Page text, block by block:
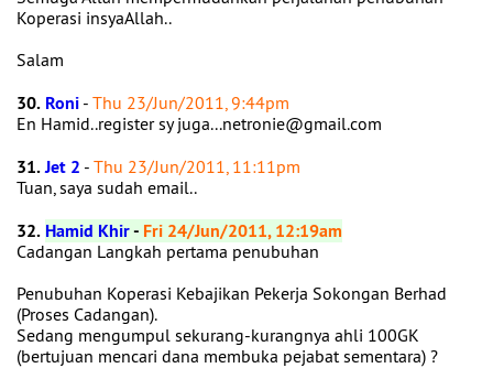
Koperasi insyaAllah..
Salam
30. Roni - Thu 23/Jun/2011, 9:44pm
En Hamid..register sy juga...netronie@gmail.com
31.Jet 2 - Thu 23/Jun/2011, 11:11pm
Tuan, saya sudah email..
32. Hamid Khir- Fri 24/Jun/2011, 12:19am
Cadangan Langkah pertama penubuhan
Penubuhan Koperasi Kebajikan Pekerja Sokongan Berhad
(Proses Cadangan).
Sedang mengumpul sekurang-kurangnya ahli 100GK
(bertujuan mencari dana membuka pejabat sementara) ?